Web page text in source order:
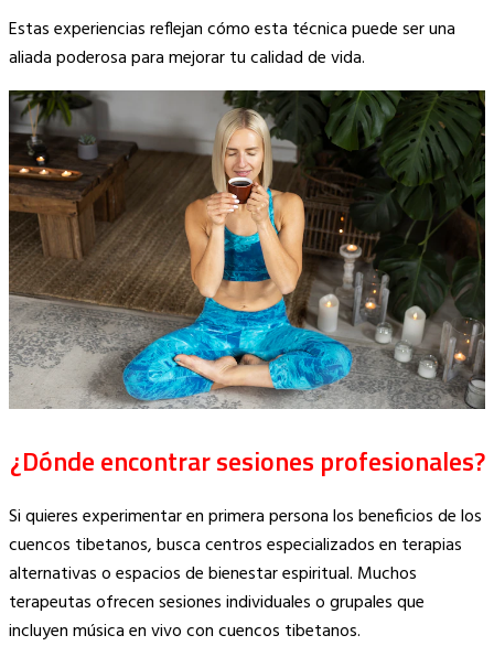
Estas experiencias reflejan cómo esta técnica puede ser una
aliada poderosa para mejorar tu calidad de vida.
¿Dónde encontrar sesiones profesionales?
Si quieres experimentar en primera persona los beneficios de los
cuencos tibetanos, busca centros especializados en terapias
alternativas o espacios de bienestar espiritual. Muchos
terapeutas ofrecen sesiones individuales o grupales que
incluyen música en vivo con cuencos tibetanos.